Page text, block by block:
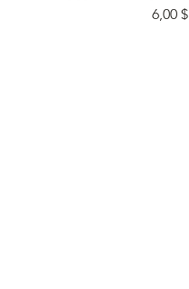
Prix
6,00 $